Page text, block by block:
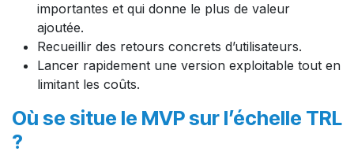
importantes et qui donne le plus de valeur
ajoutée.
Recueillir des retours concrets d’utilisateurs.
Lancer rapidement une version exploitable tout en
limitant les coûts.
Où se situe le MVP sur l’échelle TRL
?